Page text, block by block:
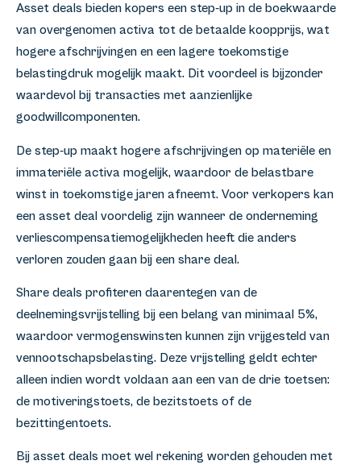
Asset deals bieden kopers een step-up in de boekwaarde
van overgenomen activa tot de betaalde koopprijs, wat
hogere afschrijvingen en een lagere toekomstige
belastingdruk mogelijk maakt. Dit voordeel is bijzonder
waardevol bij transacties met aanzienlijke
goodwillcomponenten.
De step-up maakt hogere afschrijvingen op materiële en
immateriële activa mogelijk, waardoor de belastbare
winst in toekomstige jaren afneemt. Voor verkopers kan
een asset deal voordelig zijn wanneer de onderneming
verliescompensatiemogelijkheden heeft die anders
verloren zouden gaan bij een share deal.
Share deals profiteren daarentegen van de
deelnemingsvrijstelling bij een belang van minimaal 5%,
waardoor vermogenswinsten kunnen zijn vrijgesteld van
vennootschapsbelasting. Deze vrijstelling geldt echter
alleen indien wordt voldaan aan een van de drie toetsen:
de motiveringstoets, de bezitstoets of de
bezittingentoets.
Bij asset deals moet wel rekening worden gehouden met